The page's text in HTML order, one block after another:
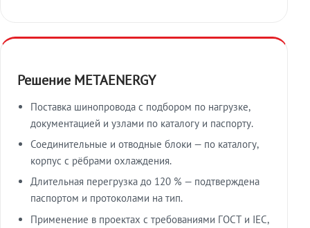
Решение METAENERGY
Поставка шинопровода с подбором по нагрузке,
документацией и узлами по каталогу и паспорту.
Соединительные и отводные блоки — по каталогу,
корпус с рёбрами охлаждения.
Длительная перегрузка до 120 % — подтверждена
паспортом и протоколами на тип.
Применение в проектах с требованиями ГОСТ и IEC,